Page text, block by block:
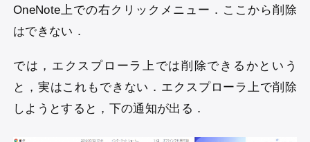
OneNote上での右クリックメニュー．ここから削除
はできない．
では，エクスプローラ上では削除できるかという
と，実はこれもできない．エクスプローラ上で削除
しようとすると，下の通知が出る．